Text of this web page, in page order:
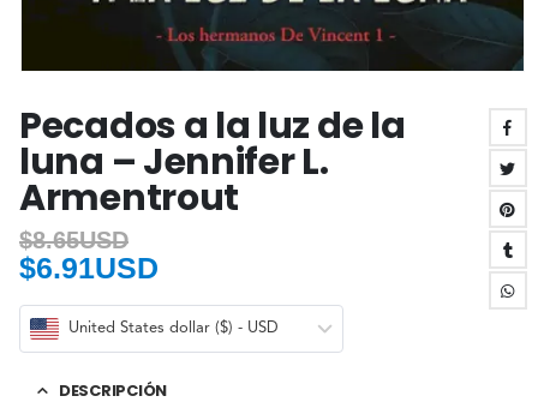
Pecados a la luz de la
luna – Jennifer L.
Armentrout
$8.65USD
$6.91USD
United States dollar ($) - USD
DESCRIPCIÓN